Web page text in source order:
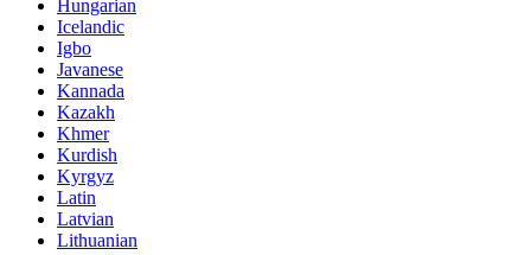
Hungarian
Icelandic
Igbo
Javanese
Kannada
Kazakh
Khmer
Kurdish
Kyrgyz
Latin
Latvian
Lithuanian